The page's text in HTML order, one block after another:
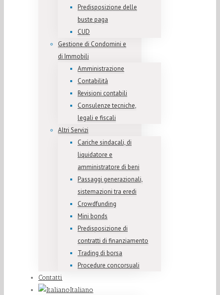
Predisposizione delle
buste paga
CUD
Gestione di Condomini e
di Immobili
Amministrazione
Contabilità
Revisioni contabili
Consulenze tecniche,
legali e fiscali
Altri Servizi
Cariche sindacali, di
liquidatore e
amministratore di beni
Passaggi generazionali,
sistemazioni tra eredi
Crowdfunding
Mini bonds
Predisposizione di
contratti di finanziamento
Trading di borsa
Procedure concorsuali
Contatti
Italiano